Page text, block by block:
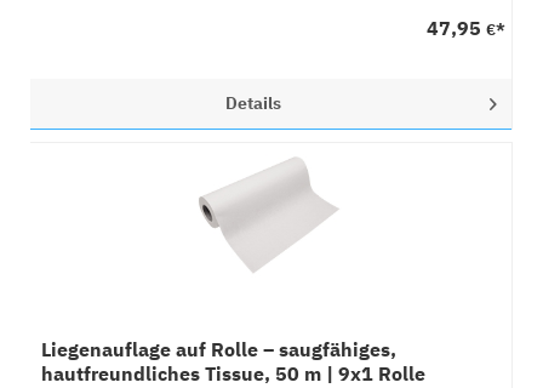
47,95 €*
Details
Liegenauflage auf Rolle – saugfähiges,
hautfreundliches Tissue, 50 m | 9x1 Rolle